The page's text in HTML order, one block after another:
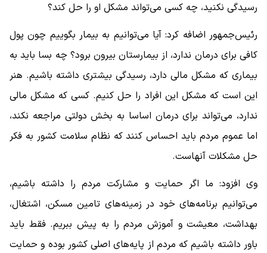
رسیدگی نکنید، چه کسی می‌تواند مشکل او را حل کند؟
رئیس‌جمهور اضافه کرد: آیا می‌توانیم به بیمار بگوییم چون پول
کافی برای درمان ندارد، از بیمارستان بیرون برود؟ چه بسا باید به
بیماری که مشکل مالی دارد، رسیدگی بیشتری داشته باشیم. هنر
این است که مشکل این افراد را حل کنیم. کسی که مشکل مالی
ندارد، می‌تواند برای درمان اساسا به بخش دولتی مراجعه نکند،
اما عموم مردم باید احساس کنند که نظام سلامت کشور به فکر
حل مشکلات آنهاست.
وی افزود: ما اگر حمایت و مشارکت مردم را داشته باشیم،
می‌توانیم برنامه‌های خود در زمینه‌های تامین مسکن، اشتغال،
بهداشت، معیشت و آموزش مردم را به پیش ببریم. فقط باید
باور داشته باشیم که مردم از پایه‌های اصلی کشور بوده و حمایت